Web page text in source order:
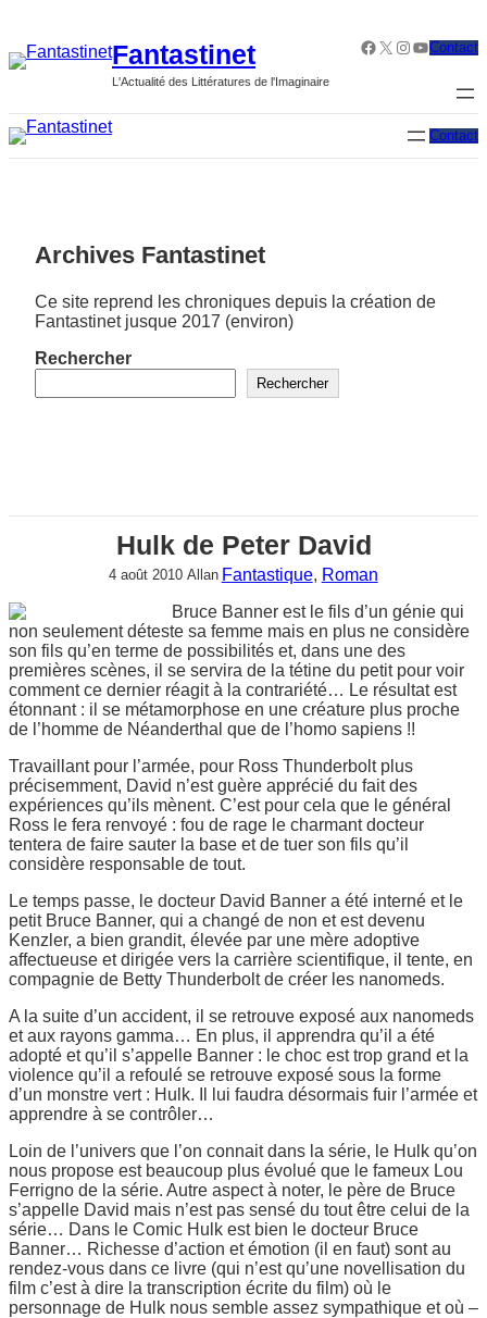
contenu
Fantastinet
L'Actualité des Littératures de l'Imaginaire
Facebook
X Instagram
YouTube
Contact
Contact
Archives Fantastinet
Ce site reprend les chroniques depuis la création de
Fantastinet jusque 2017 (environ)
Rechercher
Rechercher
Hulk de Peter David
4 août 2010 Allan Fantastique, Roman
Bruce Banner est le fils d’un génie qui
non seulement déteste sa femme mais en plus ne considère
son fils qu’en terme de possibilités et, dans une des
premières scènes, il se servira de la tétine du petit pour voir
comment ce dernier réagit à la contrariété… Le résultat est
étonnant : il se métamorphose en une créature plus proche
de l’homme de Néanderthal que de l’homo sapiens !!
Travaillant pour l’armée, pour Ross Thunderbolt plus
précisemment, David n’est guère apprécié du fait des
expériences qu’ils mènent. C’est pour cela que le général
Ross le fera renvoyé : fou de rage le charmant docteur
tentera de faire sauter la base et de tuer son fils qu’il
considère responsable de tout.
Le temps passe, le docteur David Banner a été interné et le
petit Bruce Banner, qui a changé de non et est devenu
Kenzler, a bien grandit, élevée par une mère adoptive
affectueuse et dirigée vers la carrière scientifique, il tente, en
compagnie de Betty Thunderbolt de créer les nanomeds.
A la suite d’un accident, il se retrouve exposé aux nanomeds
et aux rayons gamma… En plus, il apprendra qu’il a été
adopté et qu’il s’appelle Banner : le choc est trop grand et la
violence qu’il a refoulé se retrouve exposé sous la forme
d’un monstre vert : Hulk. Il lui faudra désormais fuir l’armée et
apprendre à se contrôler…
Loin de l’univers que l’on connait dans la série, le Hulk qu’on
nous propose est beaucoup plus évolué que le fameux Lou
Ferrigno de la série. Autre aspect à noter, le père de Bruce
s’appelle David mais n’est pas sensé du tout être celui de la
série… Dans le Comic Hulk est bien le docteur Bruce
Banner… Richesse d’action et émotion (il en faut) sont au
rendez-vous dans ce livre (qui n’est qu’une novellisation du
film c’est à dire la transcription écrite du film) où le
personnage de Hulk nous semble assez sympathique et où –